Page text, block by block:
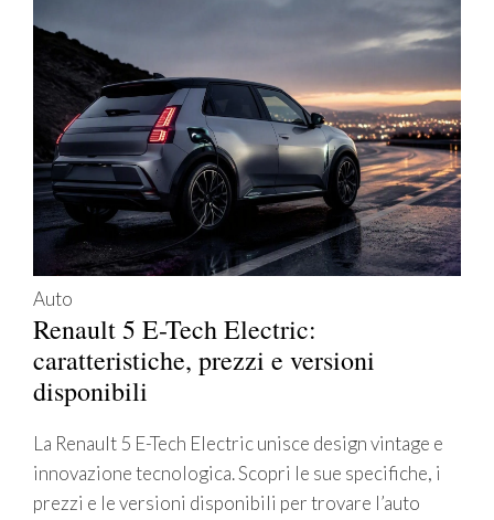
Auto
Renault 5 E-Tech Electric:
caratteristiche, prezzi e versioni
disponibili
La Renault 5 E-Tech Electric unisce design vintage e
innovazione tecnologica. Scopri le sue specifiche, i
prezzi e le versioni disponibili per trovare l’auto